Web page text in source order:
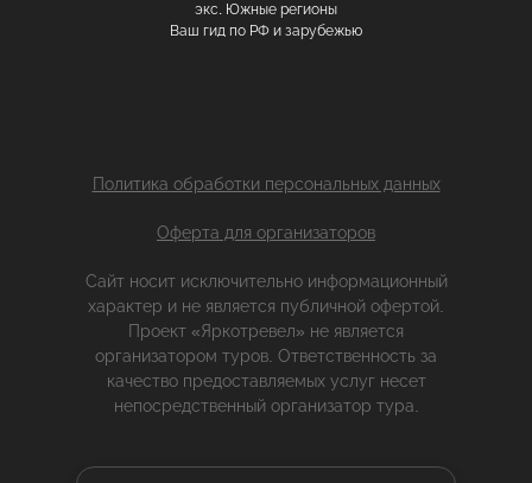
экс. Южные регионы
Ваш гид по РФ и зарубежью
Политика обработки персональных данных
Оферта для организаторов
Сайт носит исключительно информационный
характер и не является публичной офертой.
Проект «Яркотревел» не является
организатором туров. Ответственность за
качество предоставляемых услуг несет
непосредственный организатор тура.